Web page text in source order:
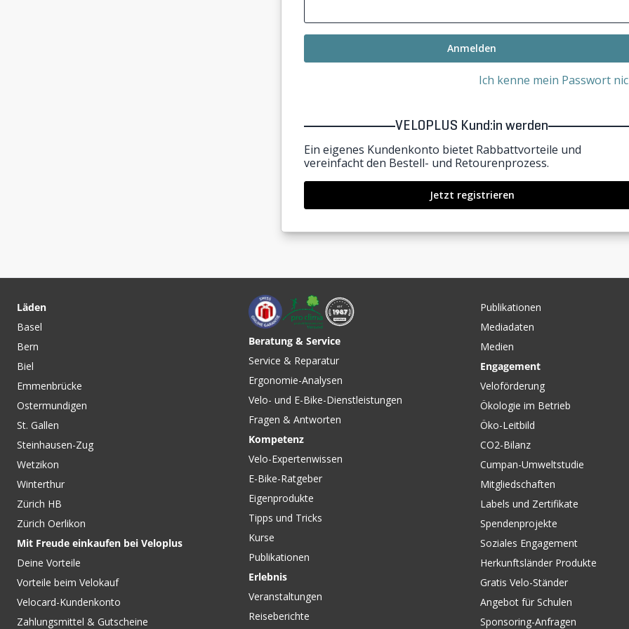
Anmelden
Ich kenne mein Passwort
VELOPLUS Kund:in werden
Ein eigenes Kundenkonto bietet Rabbattvorteile und
vereinfacht den Bestell- und Retourenprozess.
Jetzt registrieren
Läden
Basel
Bern
Biel
Emmenbrücke
Ostermundigen
St. Gallen
Steinhausen-Zug
Wetzikon
Winterthur
Zürich HB
Zürich Oerlikon
Mit Freude einkaufen bei Veloplus
Deine Vorteile
Vorteile beim Velokauf
Velocard-Kundenkonto
Zahlungsmittel & Gutscheine
Beratung & Service
Service & Reparatur
Ergonomie-Analysen
Velo- und E-Bike-Dienstleistungen
Fragen & Antworten
Kompetenz
Velo-Expertenwissen
E-Bike-Ratgeber
Eigenprodukte
Tipps und Tricks
Kurse
Publikationen
Erlebnis
Veranstaltungen
Reiseberichte
Publikationen
Mediadaten
Medien
Engagement
Veloförderung
Ökologie im Betrieb
Öko-Leitbild
CO2-Bilanz
Cumpan-Umweltstudie
Mitgliedschaften
Labels und Zertifikate
Spendenprojekte
Soziales Engagement
Herkunftsländer Produkte
Gratis Velo-Ständer
Angebot für Schulen
Sponsoring-Anfragen